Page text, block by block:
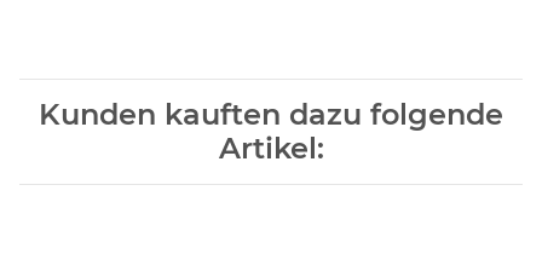
Kunden kauften dazu folgende
Artikel: